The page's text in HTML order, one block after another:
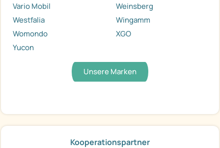
Vario Mobil
Weinsberg
Westfalia
Wingamm
Womondo
XGO
Yucon
Unsere Marken
Kooperationspartner